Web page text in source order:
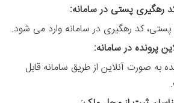
کد رهگیری در سامانه وارد می شود.
به صورت آنلاین از طریق سامانه قابل